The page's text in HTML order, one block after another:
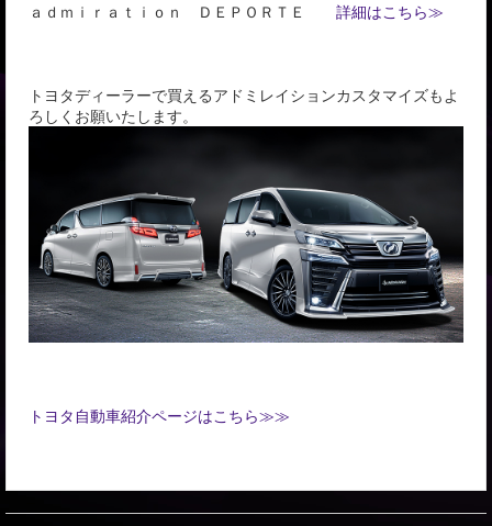
ａｄｍｉｒａｔｉｏｎ ＤＥＰＯＲＴＥ 詳細はこちら≫
トヨタディーラーで買えるアドミレイションカスタマイズもよ
ろしくお願いたします。
トヨタ自動車紹介ページはこちら≫≫